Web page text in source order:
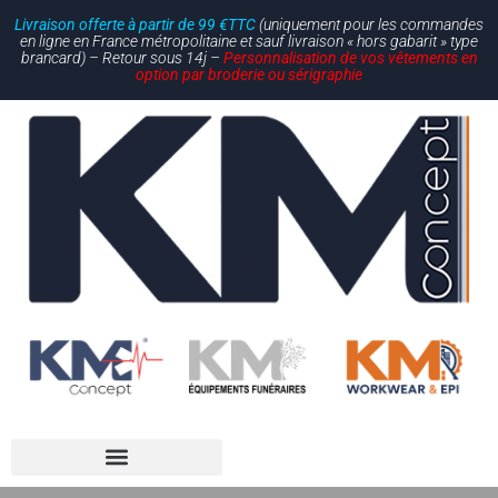
Livraison offerte à partir de 99 €TTC(uniquement pour les commandes
en ligne en France métropolitaine et sauf livraison « hors gabarit » type
brancard) – Retour sous 14j – Personnalisation de vos vêtements en
option par broderie ou sérigraphie